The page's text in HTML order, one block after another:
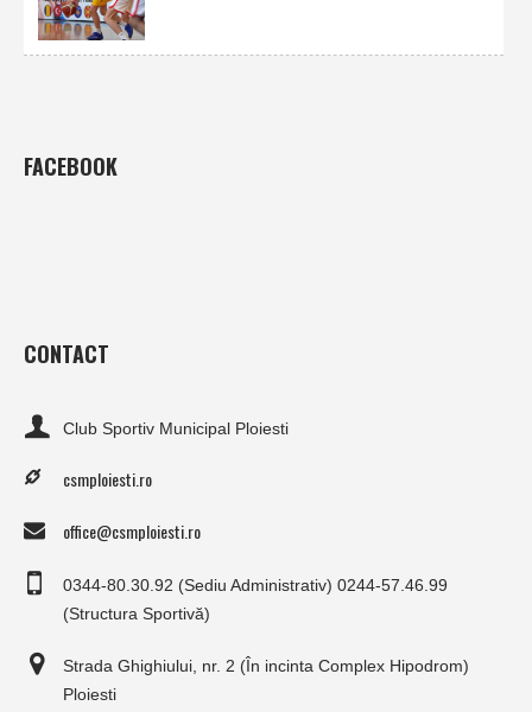
FACEBOOK
CONTACT
Club Sportiv Municipal Ploiesti
csmploiesti.ro
office@csmploiesti.ro
0344-80.30.92 (Sediu Administrativ) 0244-57.46.99
(Structura Sportivă)
Strada Ghighiului, nr. 2 (În incinta Complex Hipodrom)
Ploiesti